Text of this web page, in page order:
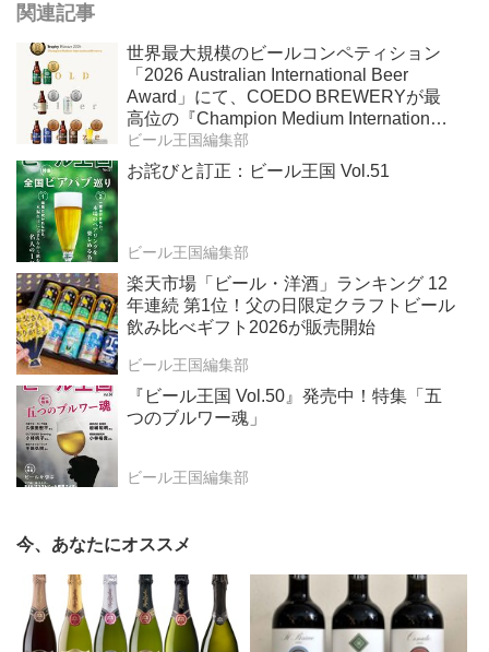
関連記事
世界最大規模のビールコンペティション
「2026 Australian International Beer
Award」にて、COEDO BREWERYが最
高位の『Champion Medium International
Brewery』を受賞！
ビール王国編集部
お詫びと訂正：ビール王国 Vol.51
ビール王国編集部
楽天市場「ビール・洋酒」ランキング 12
年連続 第1位！父の日限定クラフトビール
飲み比べギフト2026が販売開始
ビール王国編集部
『ビール王国 Vol.50』発売中！特集「五
つのブルワー魂」
ビール王国編集部
今、あなたにオススメ